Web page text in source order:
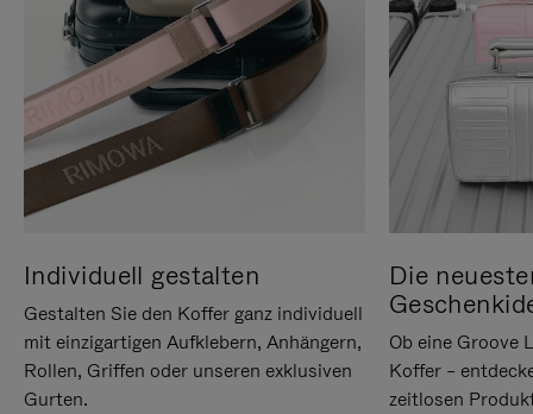
Individuell gestalten
Gestalten Sie den Koffer ganz individuell
mit einzigartigen Aufklebern, Anhängern,
Rollen, Griffen oder unseren exklusiven
Gurten.
Die
Ob eine Groove
Koffer –
zeitlosen